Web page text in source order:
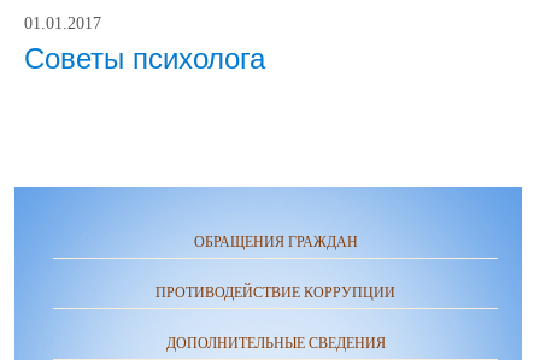
01.01.2017
Советы психолога
ОБРАЩЕНИЯ ГРАЖДАН
ПРОТИВОДЕЙСТВИЕ КОРРУПЦИИ
ДОПОЛНИТЕЛЬНЫЕ СВЕДЕНИЯ